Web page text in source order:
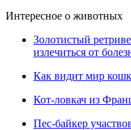
Интересное о животных
Золотистый
излечиться от
Как видит мир
Кот-ловкач из
Пес-байкер